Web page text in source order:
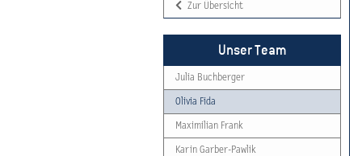
Zur Übersicht
Unser Team
Julia Buchberger
Olivia Fida
Maximilian Frank
Karin Garber-Pawlik